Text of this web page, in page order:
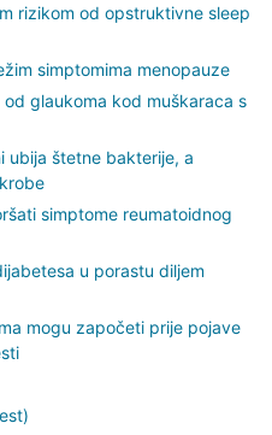
rizikom od opstruktivne sleep
simptomima menopauze
glaukoma kod muškaraca s
ubija štetne bakterije, a
simptome reumatoidnog
u porastu diljem
mogu započeti prije pojave